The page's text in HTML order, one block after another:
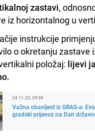
zastavi,
iz horizontalnog u
instrukcije
o okretanju zastave
položaj: lijevi
24.11.23. 09:30
Važna obavijest iz GRAS-a:
gradski prijevoz na Dan